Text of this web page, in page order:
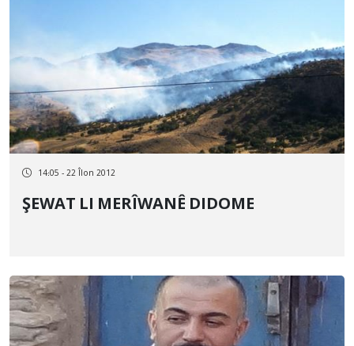
14:05 - 22 Îlon 2012
ŞEWAT LI MERÎWANÊ DIDOME